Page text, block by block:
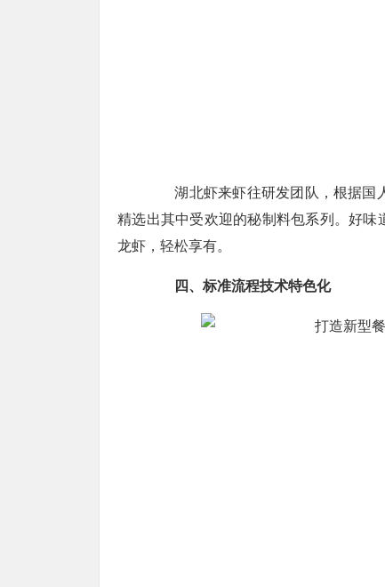
湖北虾来虾往研发团队，根据国人
精选出其中受欢迎的秘制料包系列。好
龙虾，轻松享有。
四、标准流程技术特色化